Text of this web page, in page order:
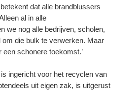
dat alle brandblussers
al in alle
we nog alle bedrijven, scholen,
die bulk te verwerken. Maar
schonere toekomst.’
ingericht voor het recyclen van
uit eigen zak, is uitgerust